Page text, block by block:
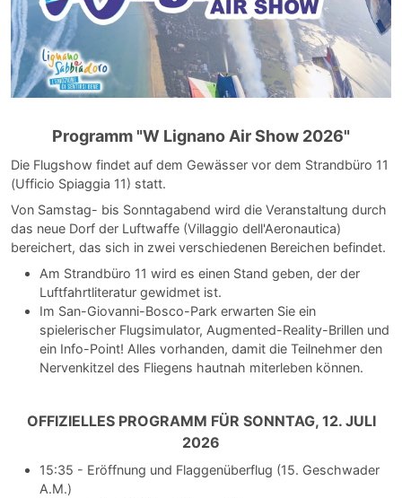
Programm "W Lignano Air Show 2026"
Die Flugshow findet auf dem Gewässer vor dem Strandbüro 11
(Ufficio Spiaggia 11) statt.
Von Samstag- bis Sonntagabend wird die Veranstaltung durch
das neue Dorf der Luftwaffe (Villaggio dell'Aeronautica)
bereichert, das sich in zwei verschiedenen Bereichen befindet.
Am Strandbüro 11 wird es einen Stand geben, der der
Luftfahrtliteratur gewidmet ist.
Im San-Giovanni-Bosco-Park erwarten Sie ein
spielerischer Flugsimulator, Augmented-Reality-Brillen und
ein Info-Point! Alles vorhanden, damit die Teilnehmer den
Nervenkitzel des Fliegens hautnah miterleben können.
OFFIZIELLES PROGRAMM FÜR SONNTAG, 12. JULI
2026
15:35 - Eröffnung und Flaggenüberflug (15. Geschwader
A.M.)